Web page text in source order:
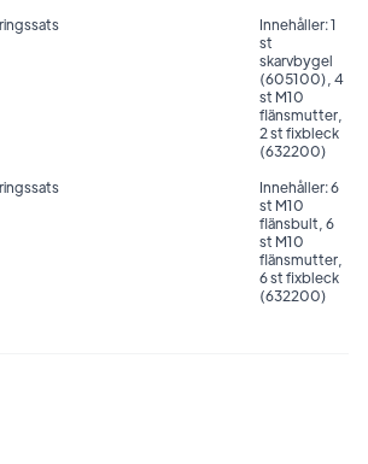
Innehåller: 1
st
skarvbygel
(605100), 4
st M10
flänsmutter,
2 st fixbleck
(632200)
Innehåller: 6
st M10
flänsbult, 6
st M10
flänsmutter,
6 st fixbleck
(632200)